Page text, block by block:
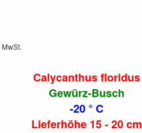
Calycanthus floridus
Gewürz-Busch
-20 ° C
Lieferhöhe 15 - 20 cm